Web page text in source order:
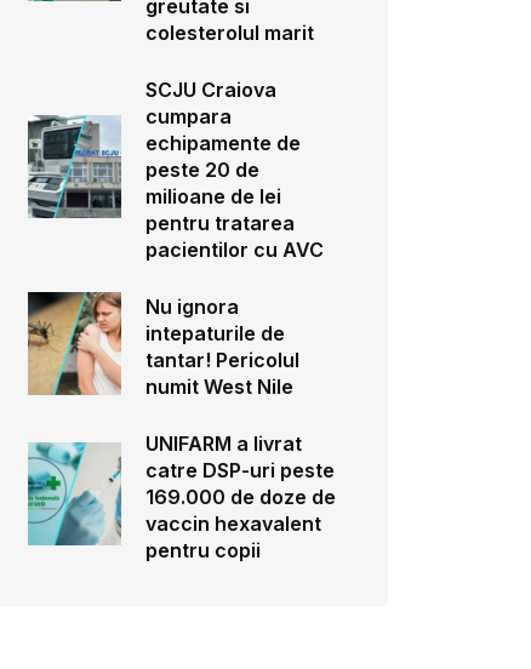
greutate si
colesterolul marit
SCJU Craiova
cumpara
echipamente de
peste 20 de
milioane de lei
pentru tratarea
pacientilor cu AVC
Nu ignora
intepaturile de
tantar! Pericolul
numit West Nile
UNIFARM a livrat
catre DSP-uri peste
169.000 de doze de
vaccin hexavalent
pentru copii